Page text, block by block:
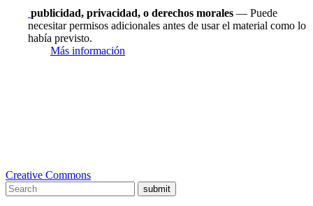
publicidad, privacidad, o derechos morales — Puede
necesitar permisos adicionales antes de usar el material como lo
había previsto.
Más información
Creative Commons
submit